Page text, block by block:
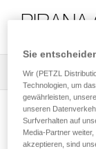
PIRANA
Alle
Sie
Wir (PETZL
Technologien, um
gewährleisten,
unseren
Surfverhalten auf
Media-Partner
akzeptieren, sind